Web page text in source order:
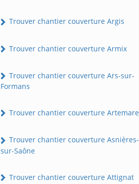
Trouver chantier couverture Argis
Trouver chantier couverture Armix
Trouver chantier couverture Ars-sur-
Formans
Trouver chantier couverture Artemare
Trouver chantier couverture Asnières-
sur-Saône
Trouver chantier couverture Attignat